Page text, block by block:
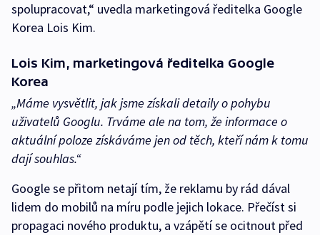
spolupracovat,“ uvedla marketingová ředitelka Google
Korea Lois Kim.
Lois Kim, marketingová ředitelka Google
Korea
„Máme vysvětlit, jak jsme získali detaily o pohybu
uživatelů Googlu. Trváme ale na tom, že informace o
aktuální poloze získáváme jen od těch, kteří nám k tomu
dají souhlas.“
Google se přitom netají tím, že reklamu by rád dával
lidem do mobilů na míru podle jejich lokace. Přečíst si
propagaci nového produktu, a vzápětí se ocitnout před